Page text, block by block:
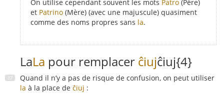
On utilise cependant souvent les mots Patro (Père)
et Patrino (Mère) (avec une majuscule) quasiment
comme des noms propres sans la.
LaLa pour remplacer ĉiujĉiuj{4}
Quand il n’y a pas de risque de confusion, on peut utiliser
la à la place de ĉiuj :